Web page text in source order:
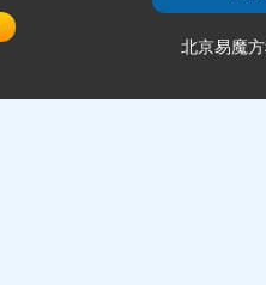
北京易魔